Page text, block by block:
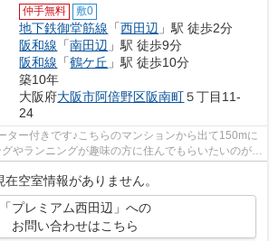
仲手無料 敷0
地下鉄御堂筋線 「西田辺 」駅 徒歩2分
阪和線 「南田辺 」駅 徒歩9分
阪和線 「鶴ケ丘 」駅 徒歩10分
築10年
大阪府大阪市阿倍野区阪南町５丁目11-
24
ター付きです♪こちらのマンションから出て150mに
やランニングが趣味の方に住んでもらいたいのが平
ンです♪ご利用...
在空室情報がありません。
「プレミアム西田辺」への
お問い合わせはこちら